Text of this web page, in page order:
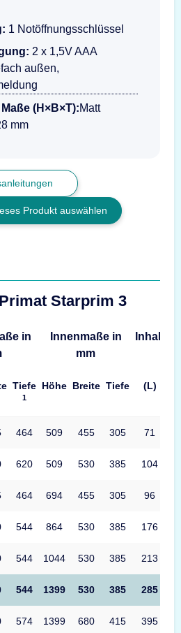
1 Notöffnungsschlüssel
2 x 1,5V AAA
außen,
(H×B×T):Matt
mm
Produkt auswählen
Starprim 3
in
Innenmaße in
mm
Inhalt
Tiefe
1
Höhe Breite Tiefe (L)
464 509 455 305 71
620 509 530 385 104
464 694 455 305 96
544 864 530 385 176
544 1044 530 385 213
544 1399 530 385 285
574 1399 680 415 395